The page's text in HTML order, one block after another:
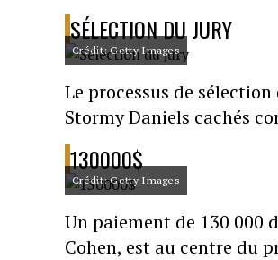
SÉLECTION DU JURY
Crédit: Getty Images
Le processus de
Stormy Daniels cachés
130000$
Crédit: Getty Images
Un paiement de 130 000
Cohen, est au centre du